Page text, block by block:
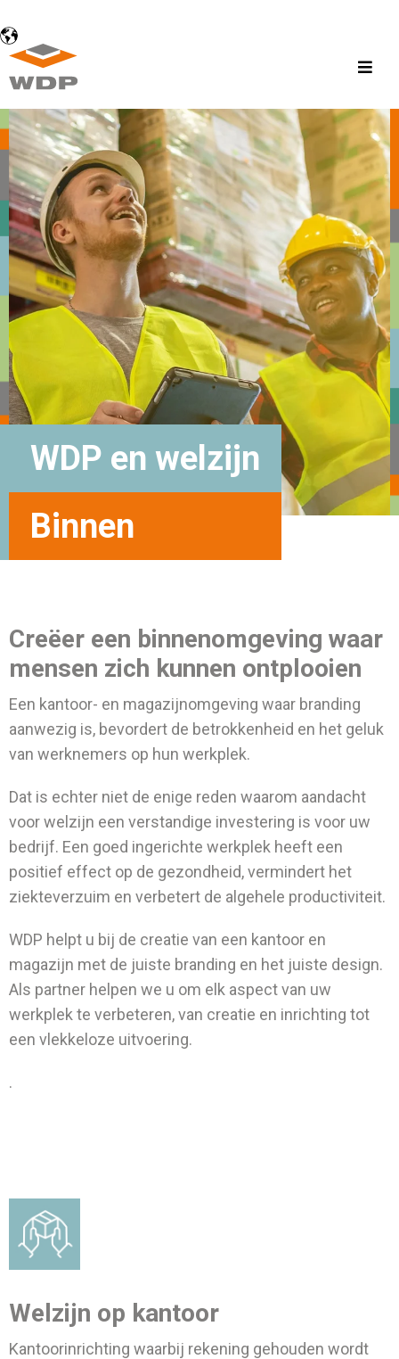
WDP en welzijn
Binnen
Creëer een binnenomgeving waar
mensen zich kunnen ontplooien
Een kantoor- en magazijnomgeving waar branding
aanwezig is, bevordert de betrokkenheid en het geluk
van werknemers op hun werkplek.
Dat is echter niet de enige reden waarom aandacht
voor welzijn een verstandige investering is voor uw
bedrijf. Een goed ingerichte werkplek heeft een
positief effect op de gezondheid, vermindert het
ziekteverzuim en verbetert de algehele productiviteit.
WDP helpt u bij de creatie van een kantoor en
magazijn met de juiste branding en het juiste design.
Als partner helpen we u om elk aspect van uw
werkplek te verbeteren, van creatie en inrichting tot
een vlekkeloze uitvoering.
.
Welzijn op kantoor
Kantoorinrichting waarbij rekening gehouden wordt